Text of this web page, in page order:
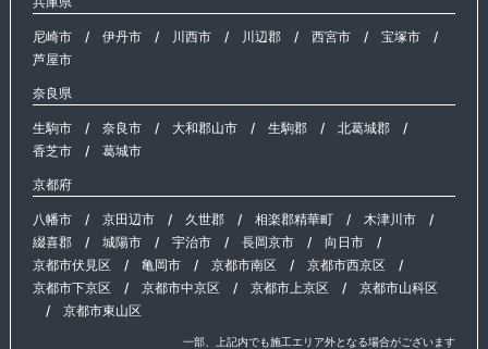
尼崎市/ 伊丹市/ 川西市/ 川辺郡/ 西宮市/ 宝塚市/
芦屋市
奈良県
生駒市/ 奈良市/ 大和郡山市/ 生駒郡/ 北葛城郡/
香芝市/ 葛城市
京都府
八幡市/ 京田辺市/ 久世郡/ 相楽郡精華町/ 木津川市/
綴喜郡/ 城陽市/ 宇治市/ 長岡京市/ 向日市/
京都市伏見区/ 亀岡市/ 京都市南区/ 京都市西京区/
京都市下京区/ 京都市中京区/ 京都市上京区/ 京都市山科区
/ 京都市東山区
一部、上記内でも施工エリア外となる場合がございます